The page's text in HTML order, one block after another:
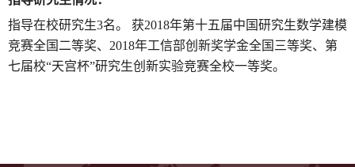
指导在校研究生3名。 获2018年第十五届中国研究生数学建模
竞赛全国二等奖、 2018年工信部创新奖学金全国三等奖、第
七届校“天宫杯”研究生创新实验竞赛全校一等奖。